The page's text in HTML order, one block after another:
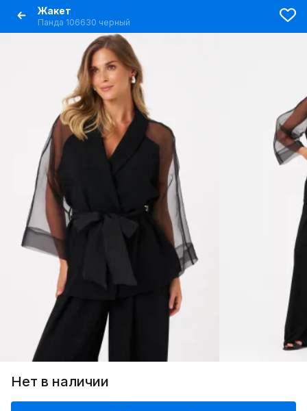
Жакет
Панда 106630 черный
Нет в наличии